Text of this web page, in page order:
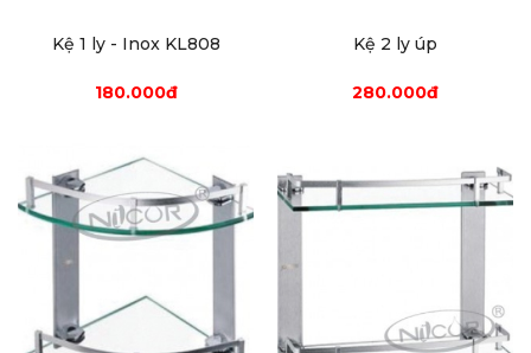
Kệ 1 ly - Inox KL808
180.000đ
Kệ 2 ly úp
280.000đ